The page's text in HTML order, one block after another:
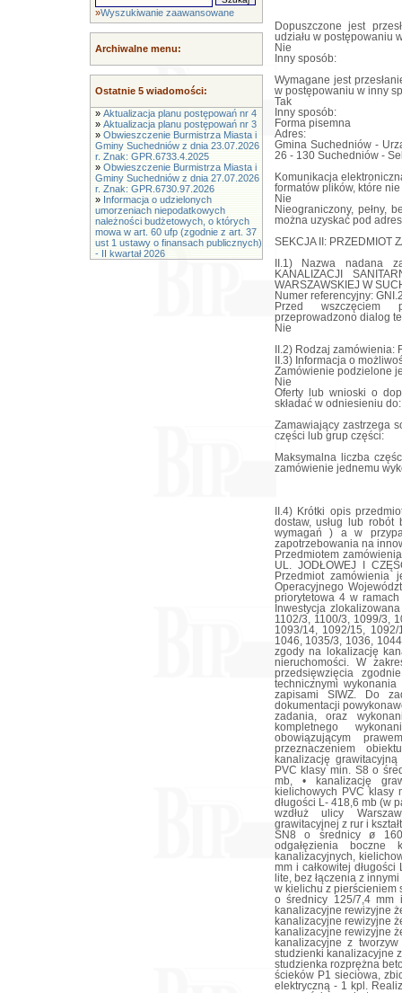
»Wyszukiwanie zaawansowane
Archiwalne menu:
Ostatnie 5 wiadomości:
» Aktualizacja planu postępowań nr 4
» Aktualizacja planu postępowań nr 3
» Obwieszczenie Burmistrza Miasta i
Gminy Suchedniów z dnia 23.07.2026
r. Znak: GPR.6733.4.2025
» Obwieszczenie Burmistrza Miasta i
Gminy Suchedniów z dnia 27.07.2026
r. Znak: GPR.6730.97.2026
» Informacja o udzielonych
umorzeniach niepodatkowych
należności budżetowych, o których
mowa w art. 60 ufp (zgodnie z art. 37
ust 1 ustawy o finansach publicznych)
- II kwartał 2026
Dopuszczone jest
udziału w postępowaniu
Nie
Inny sposób:
Wymagane jest
w postępowaniu w inny
Tak
Inny sposób:
Forma pisemna
Adres:
Gmina Suchedniów -
26 - 130 Suchedniów -
Komunikacja
formatów plików, które
Nie
Nieograniczony, pełny,
można uzyskać pod
SEKCJA II: PRZEDMIOT
II.1) Nazwa nadana
KANALIZACJI
WARSZAWSKIEJ W
Numer referencyjny:
Przed wszczęciem
przeprowadzono dialog
Nie
II.2) Rodzaj zamówienia:
II.3) Informacja o
Zamówienie podzielone
Nie
Oferty lub wnioski o
składać w odniesieniu do:
Zamawiający zastrzega
części lub grup części:
Maksymalna liczba
zamówienie jednemu
II.4) Krótki opis przedmiotu zamówienia (wielkość, zakres, rodzaj i ilość dostaw, usług lub robót budowlanych lub określenie zapotrzebowania i wymagań ) a w przypadku partnerstwa innowacyjnego - określenie zapotrzebowania na innowacyjny produkt, usługę lub roboty budowlane: 1. Przedmiotem zamówienia jest: „BUDOWA KANALIZACJI SANITARNEJ W UL. JODŁOWEJ I CZĘŚCI UL. WARSZAWSKIEJ W SUCHEDNIOWIE'. Przedmiot zamówienia jest dofinansowany z Regionalnego Programu Operacyjnego Województwa Świętokrzyskiego na lata 2014 – 2020, Oś priorytetowa 4 w ramach działania 4.3. Gospodarka wodno – ściekowa. Inwestycja zlokalizowana jest na działkach nr ewid. geod.: 34/7, 1103/3, 1102/3, 1100/3, 1099/3, 1098/3, 1097/3, 1095/3, 1094/3, 2948/4, 1093/20, 1093/14, 1092/15, 1092/16, 2947, 2946, 1090/3, 1056, 1051/3, 1051/6, 1046, 1035/3, 1036, 1044/4, 1047/4. Zamawiający oświadcza, że posiada zgody na lokalizację kanału w działkach prywatnych od właścicieli w/w nieruchomości. W zakres robót wchodzi kompletna realizacja całego przedsięwzięcia zgodnie z dokumentacją projektową, specyfikacjami technicznymi wykonania i odbioru robót budowlanych (STWiORB) oraz zapisami SIWZ. Do zadań Wykonawcy należy również wykonanie dokumentacji powykonawczej, prowadzenie bieżącej obsługi geodezyjnej zadania, oraz wykonanie wszystkich innych prac koniecznych do kompletnego wykonania przedmiotu zamówienia, zgodnie z obowiązującym prawem oraz określonym przez Zamawiającego przeznaczeniem obiektu. Zakres rzeczowy inwestycji obejmuje: • kanalizację grawitacyjną z rur i kształtek kanalizacyjnych, kielichowych PVC klasy min. S8 o średnicy ø 200/5,9 mm i całkowitej długości L=732 mb, • kanalizację grawitacyjną z rur i kształtek kanalizacyjnych, kielichowych PVC klasy min. SN8 o średnicy ø 200/5,9 mm i całkowitej długości L- 418,6 mb (w pasie drogi ul. Warszawskiej oraz działki prywatne wzdłuż ulicy Warszawskiej), • odgałęzienia boczne kanalizacji grawitacyjnej z rur i kształtek kanalizacyjnych, kielichowych PVC klasy min. SN8 o średnicy ø 160/4,7 mm i całkowitej długości L=65 mb, • odgałęzienia boczne kanalizacji grawitacyjnej z rur i kształtek kanalizacyjnych, kielichowych PVC klasy min. SN 8 o średnicy ø 160/4,7 mm i całkowitej długości L = 4 mb. • rury PVC z jednorodnego materiału, lite, bez łączenia z innymi materiałami, z uszczelką wargową zintegrowaną w kielichu z pierścieniem stabilizującym, • kanalizację ciśnieniowa z rur PE o średnicy 125/7,4 mm i całkowitej długości L=333,5 mb, • studzienki kanalizacyjne rewizyjne żelbetowe o średnicy ø 1,2 m - 36 kpl., • studzienki kanalizacyjne rewizyjne żelbetowe o średnicy ø 1,0 m - 10 kpl., • studzienki kanalizacyjne rewizyjne żelbetowe o średnicy ø 1,2 m - 12 kpl., • studzienki kanalizacyjne z tworzyw sztucznych o średnicy ø 400 mm - 2 kpl., • studzienki kanalizacyjne z tworzyw sztucznych o średnicy 400 mm - 2 kpl, • studzienka rozprężna betonowa o średnicy 1,0 m - 1 kpl., • przepompownia ścieków P1 sieciowa, zbiornik z polimerobetonu 1,50 m wraz z instalacją elektryczną - 1 kpl. Realizacja zadania obejmuje m. in. wskazane poniżej czynności: • roboty przygotowawcze obejmujące wytyczenie robót w terenie zgodnie z projektem zagospodarowania terenu, • wykonanie wykopów liniowych dla rurociągów, odwodnienie wykopów i zabezpieczenie ich szalunkami, • ułożenie i montaż rur kanalizacyjnych